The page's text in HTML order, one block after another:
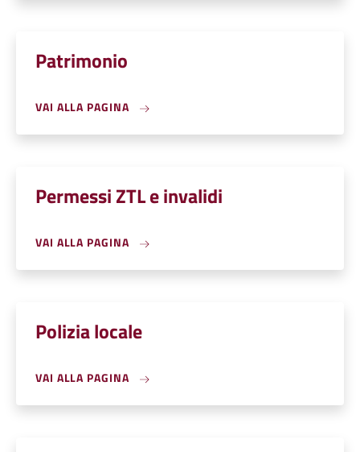
Patrimonio
VAI ALLA PAGINA
Permessi ZTL e invalidi
VAI ALLA PAGINA
Polizia locale
VAI ALLA PAGINA